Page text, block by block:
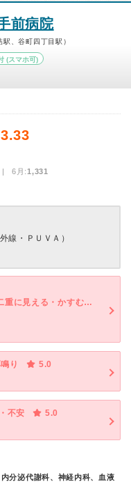
前病院
、谷町四丁目駅）
(スマホ可)
3.33
6月:1,331
線・ＰＵＶＡ）
目のかゆみ・目が赤い・目の疲れ・二重に見える・かすむ・目がチラチラする・歪んで見える
り
5.0
不安
5.0
分泌代謝科、神経内科、血液